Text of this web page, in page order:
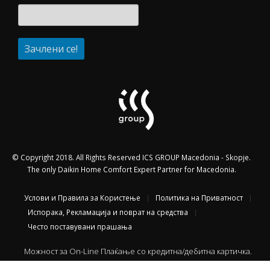
© Copyright 2018. All Rights Reserved ICS GROUP Macedonia - Skopje.
The only Daikin Home Comfort Expert Partner for Macedonia.
Услови и Правила за Користење
Политика на Приватност
Испорака, Рекламација и поврат на средства
Често поставувани прашања
Можност за On-Line Плаќање со кредитна/дебитна картичка.